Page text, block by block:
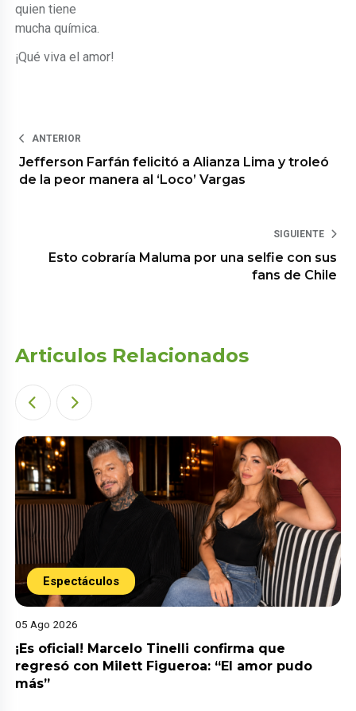
quien tiene
mucha química.
¡Qué viva el amor!
ANTERIOR
Jefferson Farfán felicitó a Alianza Lima y troleó
de la peor manera al ‘Loco’ Vargas
SIGUIENTE
Esto cobraría Maluma por una selfie con sus
fans de Chile
Articulos Relacionados
Espectáculos
05 Ago 2026
¡Es oficial! Marcelo Tinelli confirma que
regresó con Milett Figueroa: “El amor pudo
más”